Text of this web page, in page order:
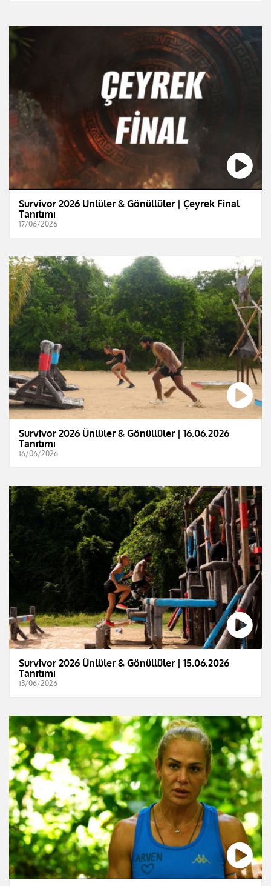
Survivor 2026 Ünlüler & Gönüllüler | Çeyrek Final
Tanıtımı
17/06/2026
Survivor 2026 Ünlüler & Gönüllüler | 16.06.2026
Tanıtımı
16/06/2026
Survivor 2026 Ünlüler & Gönüllüler | 15.06.2026
Tanıtımı
13/06/2026